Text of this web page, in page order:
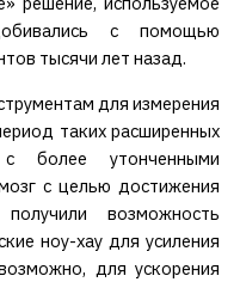
с помощью
тысячи лет назад.
для измерения
таких расширенных
более утонченными
с целью достижения
возможность
ноу-хау для усиления
для ускорения